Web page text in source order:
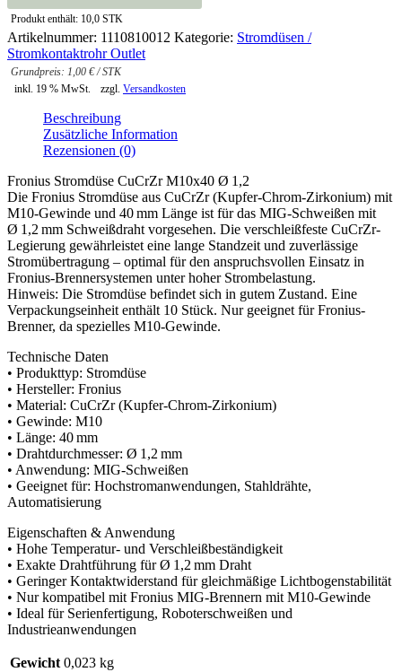
Produkt enthält: 10,0 STK
Artikelnummer: 1110810012 Kategorie: Stromdüsen /
Stromkontaktrohr Outlet
1,00 €/STK
inkl. 19 % MwSt.
zzgl. Versandkosten
Beschreibung
Zusätzliche Information
Rezensionen (0)
Fronius Stromdüse CuCrZr M10x40 Ø 1,2
Die Fronius Stromdüse aus CuCrZr (Kupfer-Chrom-Zirkonium) mit
M10-Gewinde und 40 mm Länge ist für das MIG-Schweißen mit
Ø 1,2 mm Schweißdraht vorgesehen. Die verschleißfeste CuCrZr-
Legierung gewährleistet eine lange Standzeit und zuverlässige
Stromübertragung – optimal für den anspruchsvollen Einsatz in
Fronius-Brennersystemen unter hoher Strombelastung.
Hinweis: Die Stromdüse befindet sich in gutem Zustand. Eine
Verpackungseinheit enthält 10 Stück. Nur geeignet für Fronius-
Brenner, da spezielles M10-Gewinde.
Technische Daten
• Produkttyp: Stromdüse
• Hersteller: Fronius
• Material: CuCrZr (Kupfer-Chrom-Zirkonium)
• Gewinde: M10
• Länge: 40 mm
• Drahtdurchmesser: Ø 1,2 mm
• Anwendung: MIG-Schweißen
• Geeignet für: Hochstromanwendungen, Stahldrähte,
Automatisierung
Eigenschaften & Anwendung
• Hohe Temperatur- und Verschleißbeständigkeit
• Exakte Drahtführung für Ø 1,2 mm Draht
• Geringer Kontaktwiderstand für gleichmäßige Lichtbogenstabilität
• Nur kompatibel mit Fronius MIG-Brennern mit M10-Gewinde
• Ideal für Serienfertigung, Roboterschweißen und
Industrieanwendungen
Gewicht 0,023 kg